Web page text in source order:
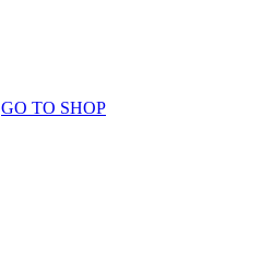
GO TO SHOP